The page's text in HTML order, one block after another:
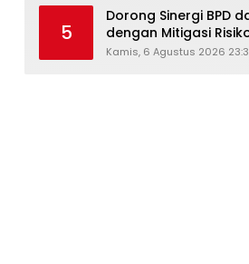
5
Dorong Sinergi BPD
dengan Mitigasi
Ini Penjelasan Ketum
Kamis, 6 Agustus 2026